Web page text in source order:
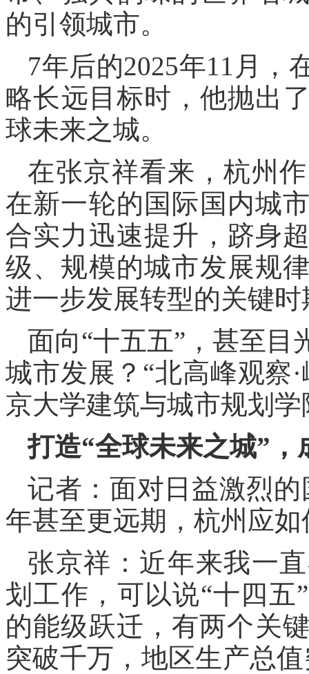
的引领城市。
7年后的2025年11月，
略长远目标时，他抛出
球未来之城。
在张京祥看来，杭州
在新一轮的国际国内城
合实力迅速提升，跻身
级、规模的城市发展规
进一步发展转型的关键时
面向“十五五”，甚至
城市发展？“北高峰观
京大学建筑与城市规划
打造“全球未来之城”
记者：面对日益激烈
年甚至更远期，杭州应
张京祥：近年来我一
划工作，可以说“十四
的能级跃迁，有两个关
突破千万，地区生产总